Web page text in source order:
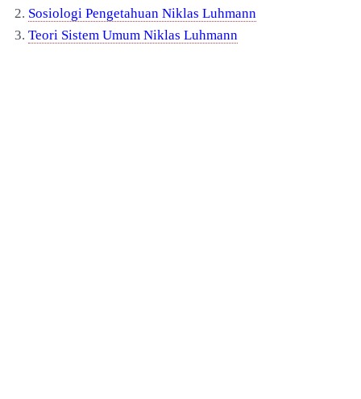
2. Sosiologi Pengetahuan Niklas Luhmann
3. Teori Sistem Umum Niklas Luhmann